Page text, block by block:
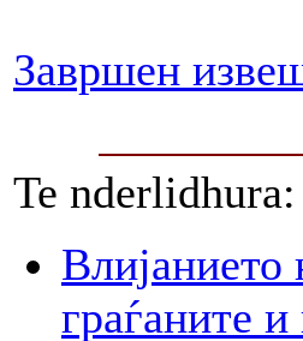
Завршен
Te nderlidhura:
Влијанието
граѓаните